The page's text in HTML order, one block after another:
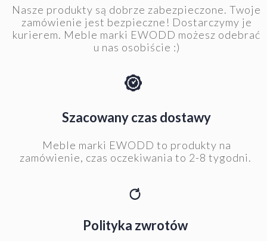
Nasze produkty są dobrze zabezpieczone. Twoje
zamówienie jest bezpieczne! Dostarczymy je
kurierem. Meble marki EWODD możesz odebrać
u nas osobiście :)
Szacowany czas dostawy
Meble marki EWODD to produkty na
zamówienie, czas oczekiwania to 2-8 tygodni.
Polityka zwrotów